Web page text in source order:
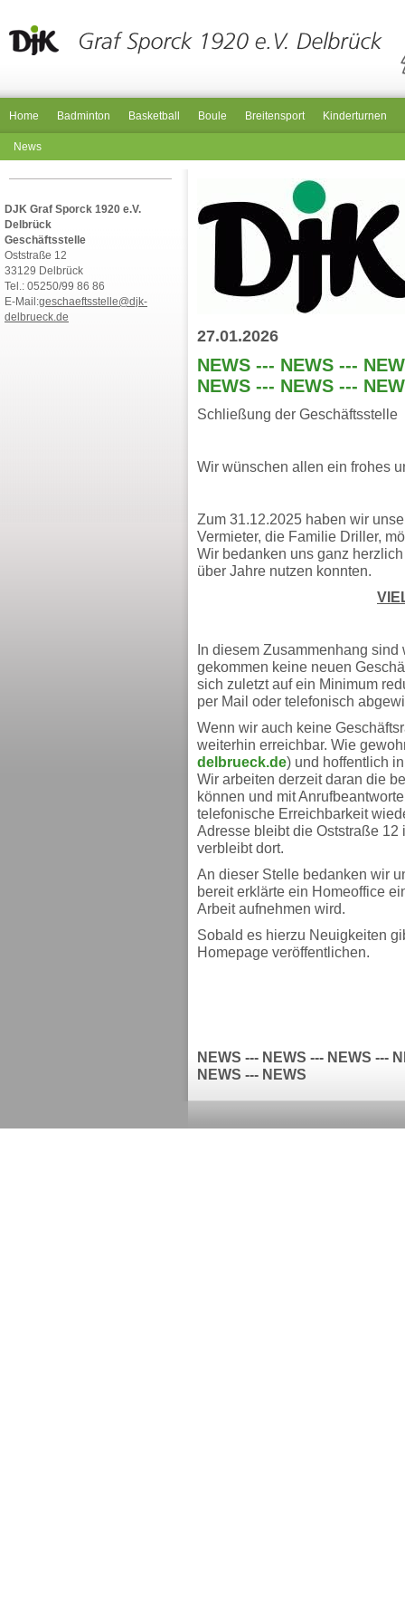
Home Badminton Basketball Boule Breitensport Kinderturnen
News
DJK Graf Sporck 1920 e.V.
Delbrück
Geschäftsstelle
Oststraße 12
33129 Delbrück
Tel.: 05250/99 86 86
E-Mail:geschaeftsstelle@djk-
delbrueck.de
27.01.2026
NEWS --- NEWS ---
NEWS --- NEWS ---
Schließung der Geschäftsstelle
Wir wünschen allen ein frohes
Zum 31.12.2025 haben wir
Vermieter, die Familie Driller,
Wir bedanken uns ganz
über Jahre nutzen konnten.
In diesem Zusammenhang
gekommen keine neuen
sich zuletzt auf ein Minimum
per Mail oder telefonisch
Wenn wir auch keine
weiterhin erreichbar. Wie
delbrueck.de) und hoffentlich
Wir arbeiten derzeit daran die
können und mit
telefonische Erreichbarkeit
Adresse bleibt die Oststraße
verbleibt dort.
An dieser Stelle bedanken wir
bereit erklärte ein Homeoffice
Arbeit aufnehmen wird.
Sobald es hierzu Neuigkeiten
Homepage veröffentlichen.
NEWS --- NEWS --- NEWS ---
NEWS --- NEWS